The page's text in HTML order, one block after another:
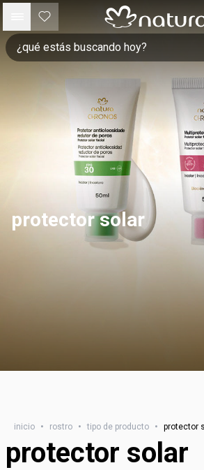
protector solar
inicio • rostro • tipo de producto • protector
protector solar